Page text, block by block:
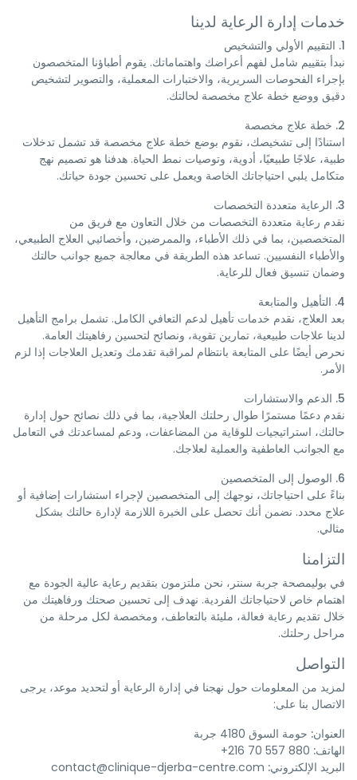
خدمات إدارة الرعاية لدينا
1. التقييم الأولي والتشخيص
نبدأ بتقييم شامل لفهم أعراضك واهتماماتك. يقوم أطباؤنا المتخصصون
بإجراء الفحوصات السريرية، والاختبارات المعملية، والتصوير لتشخيص
دقيق ووضع خطة علاج مخصصة لحالتك.
2. خطة علاج مخصصة
استنادًا إلى تشخيصك، نقوم بوضع خطة علاج مخصصة قد تشمل تدخلات
طبية، علاجًا طبيعيًا، أدوية، وتوصيات نمط الحياة. هدفنا هو تصميم نهج
متكامل يلبي احتياجاتك الخاصة ويعمل على تحسين جودة حياتك.
3. الرعاية متعددة التخصصات
نقدم رعاية متعددة التخصصات من خلال التعاون مع فريق من
المتخصصين، بما في ذلك الأطباء، والممرضين، وأخصائيي العلاج الطبيعي،
والأطباء النفسيين. تساعد هذه الطريقة في معالجة جميع جوانب حالتك
وضمان تنسيق فعال للرعاية.
4. التأهيل والمتابعة
بعد العلاج، نقدم خدمات تأهيل لدعم التعافي الكامل. تشمل برامج التأهيل
لدينا علاجات طبيعية، تمارين تقوية، ونصائح لتحسين رفاهيتك العامة.
نحرص أيضًا على المتابعة بانتظام لمراقبة تقدمك وتعديل العلاجات إذا لزم
الأمر.
5. الدعم والاستشارات
نقدم دعمًا مستمرًا طوال رحلتك العلاجية، بما في ذلك نصائح حول إدارة
حالتك، استراتيجيات للوقاية من المضاعفات، ودعم لمساعدتك في التعامل
مع الجوانب العاطفية والعملية لعلاجك.
6. الوصول إلى المتخصصين
بناءً على احتياجاتك، نوجهك إلى المتخصصين لإجراء استشارات إضافية أو
علاج محدد. نضمن أنك تحصل على الخبرة اللازمة لإدارة حالتك بشكل
مثالي.
التزامنا
في بوليمصحة جربة سنتر، نحن ملتزمون بتقديم رعاية عالية الجودة مع
اهتمام خاص لاحتياجاتك الفردية. نهدف إلى تحسين صحتك ورفاهيتك من
خلال تقديم رعاية فعالة، مليئة بالتعاطف، ومخصصة لكل مرحلة من
مراحل رحلتك.
التواصل
لمزيد من المعلومات حول نهجنا في إدارة الرعاية أو لتحديد موعد، يرجى
الاتصال بنا على:
العنوان: حومة السوق 4180 جربة
الهاتف:
البريد الإلكتروني: